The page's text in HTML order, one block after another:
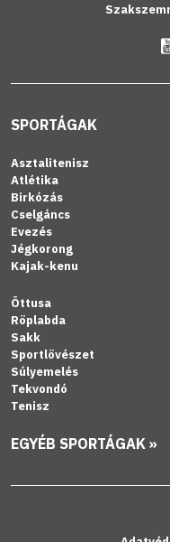
SPORTÁGAK
Asztalitenisz
Atlétika
Birkózás
Cselgáncs
Evezés
Jégkorong
Kajak-kenu
Öttusa
Röplabda
Sakk
Sportlövészet
Súlyemelés
Tekvondó
Tenisz
EGYÉB SPORTÁGAK »